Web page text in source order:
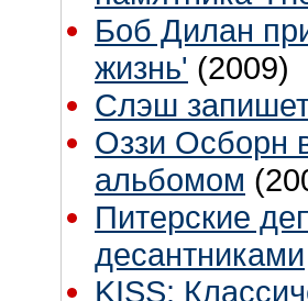
Боб Дилан
жизнь' (2009)
Слэш
Оззи Осборн
альбомом
Питерские
десантниками
KISS: